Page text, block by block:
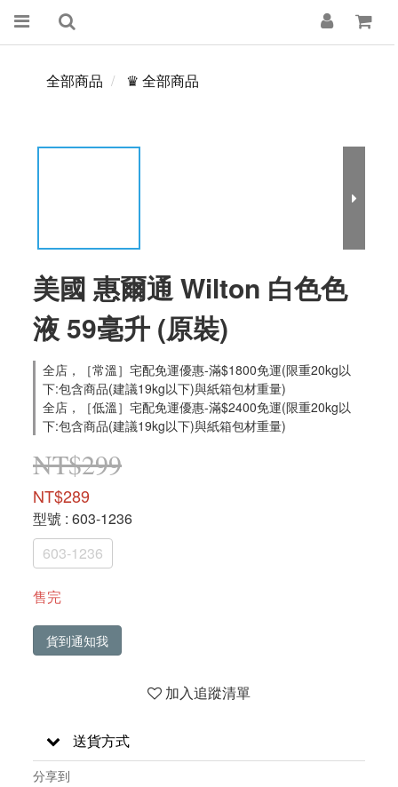
全部商品 ♛ 全部商品
美國 惠爾通 Wilton 白色色
液 59毫升 (原裝)
全店，［常溫］宅配免運優惠-滿$1800免運(限重20kg以
下:包含商品(建議19kg以下)與紙箱包材重量)
全店，［低溫］宅配免運優惠-滿$2400免運(限重20kg以
下:包含商品(建議19kg以下)與紙箱包材重量)
NT$299
NT$289
型號 : 603-1236
603-1236
售完
貨到通知我
加入追蹤清單
送貨方式
分享到